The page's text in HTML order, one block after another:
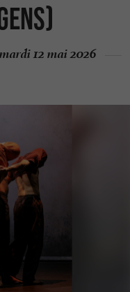
mardi 12 mai 2026